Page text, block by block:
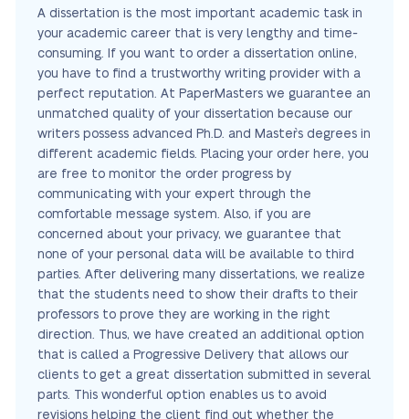
A dissertation is the most important academic task in
your academic career that is very lengthy and time-
consuming. If you want to order a dissertation online,
you have to find a trustworthy writing provider with a
perfect reputation. At PaperMasters we guarantee an
unmatched quality of your dissertation because our
writers possess advanced Ph.D. and Master`s degrees in
different academic fields. Placing your order here, you
are free to monitor the order progress by
communicating with your expert through the
comfortable message system. Also, if you are
concerned about your privacy, we guarantee that
none of your personal data will be available to third
parties. After delivering many dissertations, we realize
that the students need to show their drafts to their
professors to prove they are working in the right
direction. Thus, we have created an additional option
that is called a Progressive Delivery that allows our
clients to get a great dissertation submitted in several
parts. This wonderful option enables us to avoid
revisions helping the client find out whether the